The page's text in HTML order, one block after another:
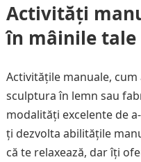
Activități
în mâinile tale
Activitățile manuale,
sculptura în lemn sau
modalități excelente de
ți dezvolta abilitățile
că te relaxează, dar îți